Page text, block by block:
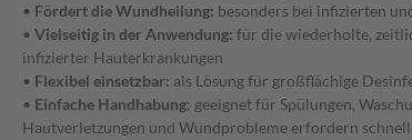
• Fördert die Wundheilung: besonders bei infizierten
• Vielseitig in der Anwendung: für die wiederholte,
infizierter Hauterkrankungen
• Flexibel einsetzbar: als Lösung für großflächige
• Einfache Handhabung: geeignet für Spülungen,
Hautverletzungen und Wundprobleme erfordern